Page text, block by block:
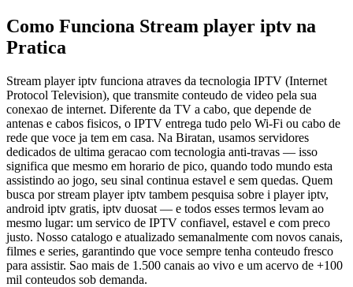
Como Funciona Stream player iptv na
Pratica
Stream player iptv funciona atraves da tecnologia IPTV (Internet
Protocol Television), que transmite conteudo de video pela sua
conexao de internet. Diferente da TV a cabo, que depende de
antenas e cabos fisicos, o IPTV entrega tudo pelo Wi-Fi ou cabo de
rede que voce ja tem em casa. Na Biratan, usamos servidores
dedicados de ultima geracao com tecnologia anti-travas — isso
significa que mesmo em horario de pico, quando todo mundo esta
assistindo ao jogo, seu sinal continua estavel e sem quedas. Quem
busca por stream player iptv tambem pesquisa sobre i player iptv,
android iptv gratis, iptv duosat — e todos esses termos levam ao
mesmo lugar: um servico de IPTV confiavel, estavel e com preco
justo. Nosso catalogo e atualizado semanalmente com novos canais,
filmes e series, garantindo que voce sempre tenha conteudo fresco
para assistir. Sao mais de 1.500 canais ao vivo e um acervo de +100
mil conteudos sob demanda.